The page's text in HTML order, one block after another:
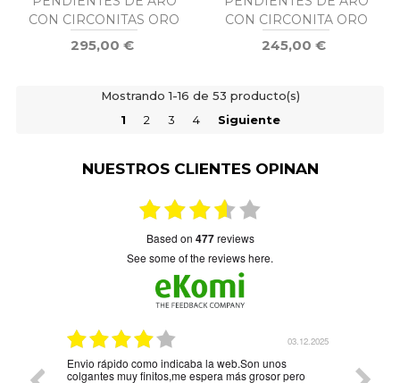
CON CIRCONITAS ORO
295,00 €
CON CIRCONITA ORO
245,00 €
Mostrando 1-16 de 53 producto(s)
1
2 3 4 Siguiente
NUESTROS CLIENTES OPINAN
based on 477reviews
see some of the reviews here.
03.12.2025
Envio rápido como indicaba la web.Son unos
colgantes muy finitos,me espera más grosor pero